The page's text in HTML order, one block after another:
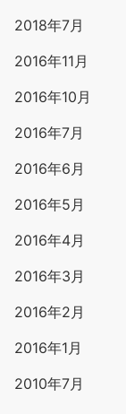
2018年7月
2016年11月
2016年10月
2016年7月
2016年6月
2016年5月
2016年4月
2016年3月
2016年2月
2016年1月
2010年7月